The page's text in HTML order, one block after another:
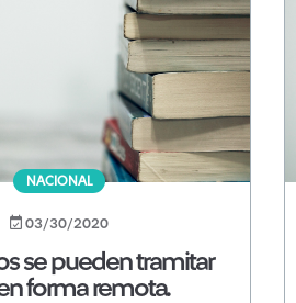
NACIONAL
03/30/2020
se pueden tramitar
forma remota.